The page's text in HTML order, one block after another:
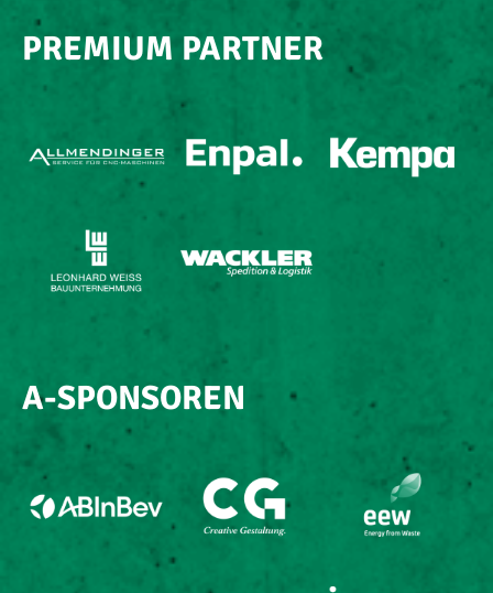
PREMIUM PARTNER
A-SPONSOREN